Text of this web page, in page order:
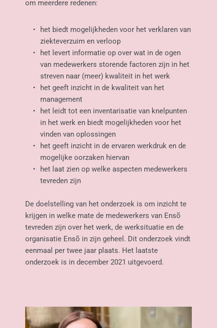
om meerdere redenen:
het biedt mogelijkheden voor het verklaren van
ziekteverzuim en verloop
het levert informatie op over wat in de ogen
van medewerkers storende factoren zijn in het
streven naar (meer) kwaliteit in het werk
het geeft inzicht in de kwaliteit van het
management
het leidt tot een inventarisatie van knelpunten
in het werk en biedt mogelijkheden voor het
vinden van oplossingen
het geeft inzicht in de ervaren werkdruk en de
mogelijke oorzaken hiervan
het laat zien op welke aspecten medewerkers
tevreden zijn
De doelstelling van het onderzoek is om inzicht te
krijgen in welke mate de medewerkers van Ensõ
tevreden zijn over het werk, de werksituatie en de
organisatie Ensõ in zijn geheel. Dit onderzoek vindt
eenmaal per twee jaar plaats. Het laatste
onderzoek is in december 2021 uitgevoerd.